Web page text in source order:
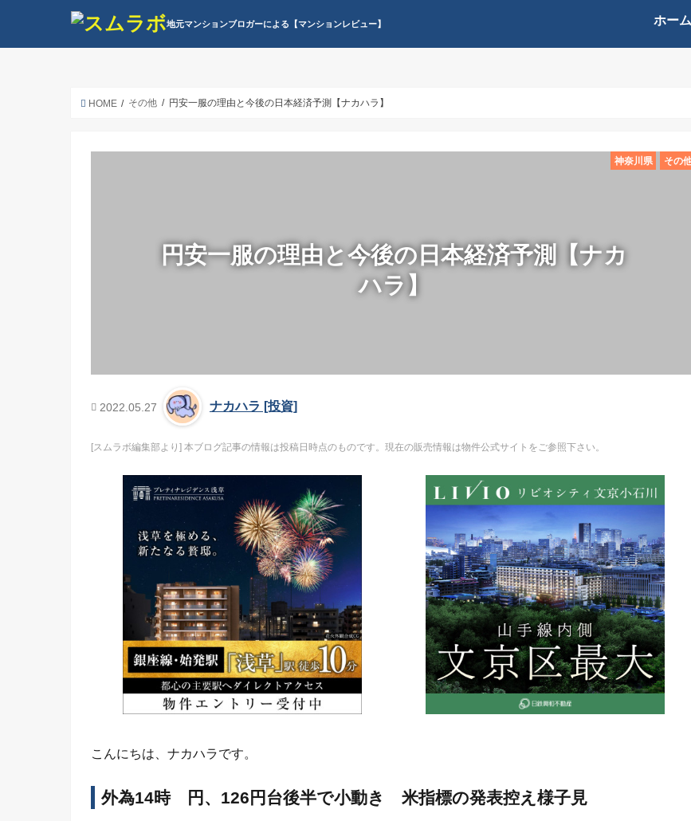
地元マンションブロガーによる【マンションレビュー】
ホーム
HOME その他 円安一服の理由と今後の日本経済予測【ナカハラ】
円安一服の理由と今後の日本経済予測【ナカ
ハラ】
その
神奈川県
2022.05.27 ナカハラ [投資]
[スムラボ編集部より] 本ブログ記事の情報は投稿日時点のものです。現在の販売情報は物件公式サイトをご参照下さい。
こんにちは、ナカハラです。
外為14時 円、126円台後半で小動き 米指標の発表控え様子見